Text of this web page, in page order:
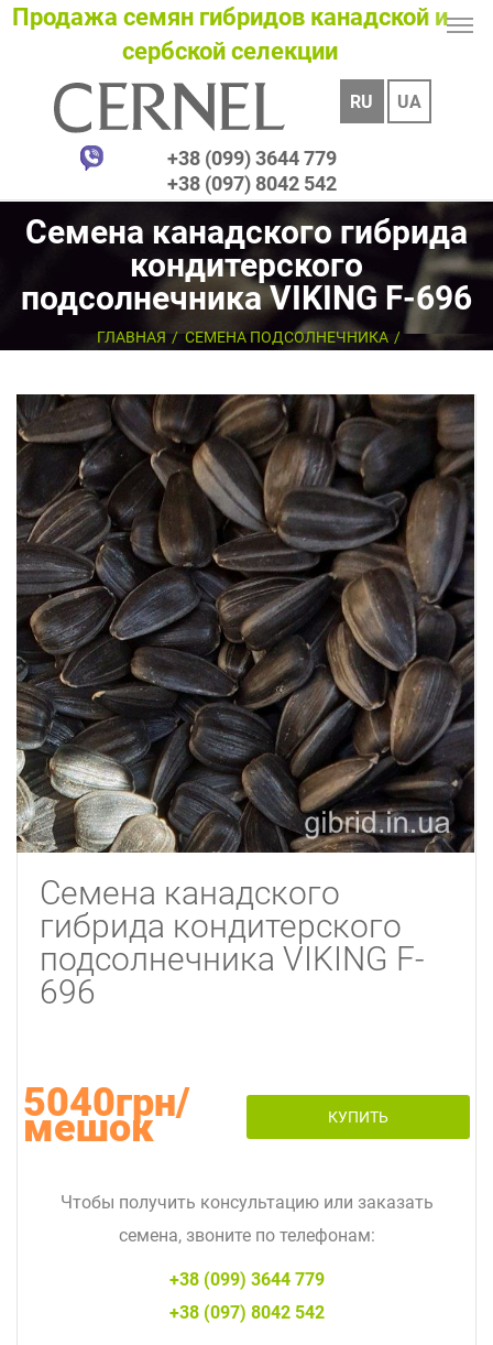
Продажа семян гибридов канадской и
сербской селекции
RU UA
+38 (099) 3644 779
+38 (097) 8042 542
Семена канадского гибрида
кондитерского
подсолнечника VIKING F-696
ГЛАВНАЯ
СЕМЕНА ПОДСОЛНЕЧНИКА
ПОДСОЛНЕЧНИКА VIKING F-696
Семена канадского
гибрида кондитерского
подсолнечника VIKING F-
696
5040грн/
мешок КУПИТЬ
Чтобы получить консультацию или заказать
семена, звоните по телефонам:
+38 (099) 3644 779
+38 (097) 8042 542